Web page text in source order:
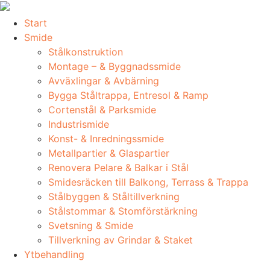
Skip
content
Start
Smide
Stålkonstruktion
Montage – & Byggnadssmide
Avväxlingar & Avbärning
Bygga Ståltrappa, Entresol & Ramp
Cortenstål & Parksmide
Industrismide
Konst- & Inredningssmide
Metallpartier & Glaspartier
Renovera Pelare & Balkar i Stål
Smidesräcken till Balkong, Terrass & Trappa
Stålbyggen & Ståltillverkning
Stålstommar & Stomförstärkning
Svetsning & Smide
Tillverkning av Grindar & Staket
Ytbehandling